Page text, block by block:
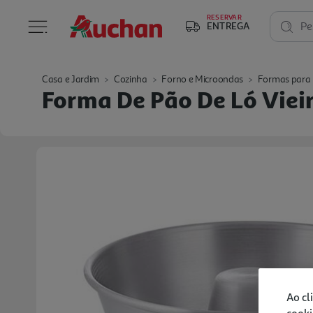
RESERVAR
ENTREGA
Casa e Jardim Cozinha Forno e Microondas Formas para
Forma De Pão De Ló
Ao